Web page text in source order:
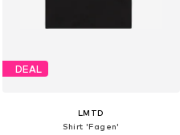
DEAL
LMTD
Shirt 'Fagen'